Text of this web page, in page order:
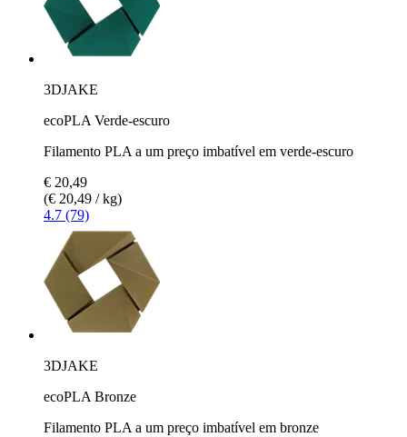
3DJAKE
ecoPLA Verde-escuro
Filamento PLA a um preço imbatível em verde-escuro
€ 20,49
(€ 20,49 / kg)
4.7 (79)
3DJAKE
ecoPLA Bronze
Filamento PLA a um preço imbatível em bronze